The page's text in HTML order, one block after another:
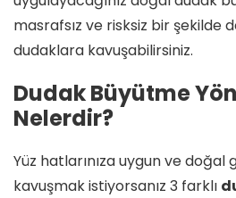
masrafsız ve risksiz bir şekilde
dudaklara kavuşabilirsiniz.
Dudak Büyütme
Nelerdir?
Yüz hatlarınıza uygun ve
kavuşmak istiyorsanız 3 farklı